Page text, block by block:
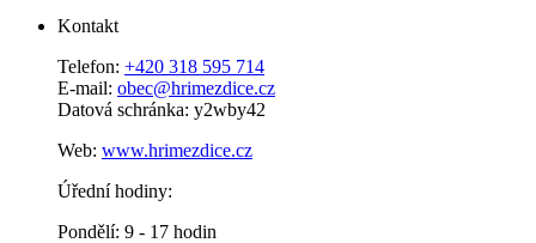
Kontakt
Telefon: +420 318 595 714
E-mail: obec@hrimezdice.cz
Datová schránka: y2wby42
Web: www.hrimezdice.cz
Úřední hodiny:
Pondělí: 9 - 17 hodin